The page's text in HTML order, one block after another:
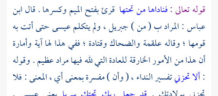
قوله تعالى :فناداها من تحتها قرئ بفتح الميم وكسرها . قالابن
عباس: المراد ب ( من )جبريل ،ولم يتكلمعيسىحتى أتت به
قومها ؛ وقالهعلقمة والضحاكوقتادة ؛ففي هذا لها آية وأمارة
أن هذا من الأمور الخارقة للعادة التي لله فيها مراد عظيم . وقوله
:ألا تحزنيتفسير النداء ، ( وأن ) مفسرة بمعنى أي ، المعنى : فلا